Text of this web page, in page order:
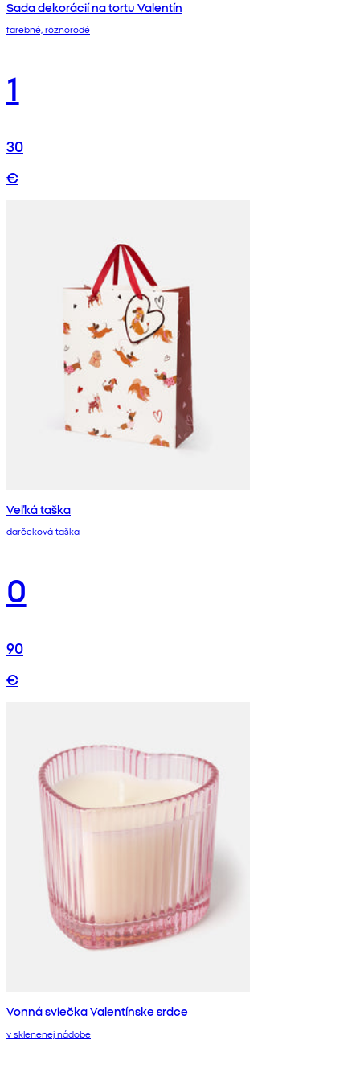
Sada dekorácií na tortu Valentín
farebné, rôznorodé
1
30
€
Veľká taška
darčeková taška
0
90
€
Vonná sviečka Valentínske srdce
v sklenenej nádobe